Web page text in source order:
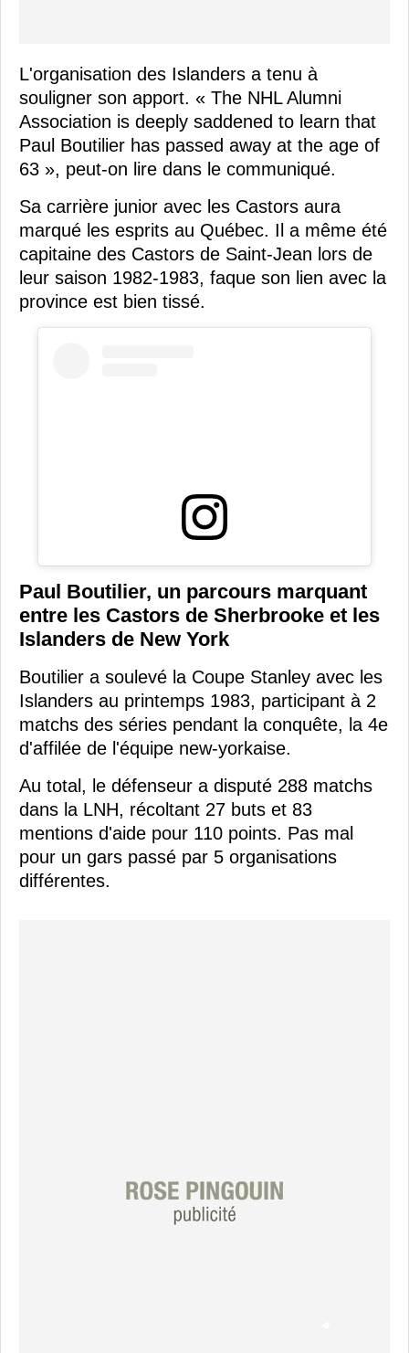
L'organisation des Islanders a tenu à
souligner son apport. « The NHL Alumni
Association is deeply saddened to learn that
Paul Boutilier has passed away at the age of
63 », peut-on lire dans le communiqué.
Sa carrière junior avec les Castors aura
marqué les esprits au Québec. Il a même été
capitaine des Castors de Saint-Jean lors de
leur saison 1982-1983, faque son lien avec la
province est bien tissé.
Paul Boutilier, un parcours marquant
entre les Castors de Sherbrooke et les
Islanders de New York
Boutilier a soulevé la Coupe Stanley avec les
Islanders au printemps 1983, participant à 2
matchs des séries pendant la conquête, la 4e
d'affilée de l'équipe new-yorkaise.
Au total, le défenseur a disputé 288 matchs
dans la LNH, récoltant 27 buts et 83
mentions d'aide pour 110 points. Pas mal
pour un gars passé par 5 organisations
différentes.